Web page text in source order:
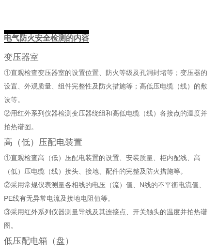
电气防火安全检测的内容
变压器室
①直观检查变压器室的设置位置、防火等级及孔洞封堵等；变压器的
设置、外观质量、组件完整性及防火措施等；高低压电缆（线）的敷
设等。
②用红外系列仪器检测变压器绕组和高低电缆（线）各接点的温度并
拍热谱图。
高（低）压配电装置
①直观检查高（低）压配电装置的设置、安装质量、柜内配线、高
（低）压电缆（线）接头、接地、配件的完整及防火措施等。
②采用常规仪表测量各相线的电压（流）值、N线的不平衡电流值、
PE线有无异常电流及接地电阻值等。
③采用红外系列仪器测量导线及其连接点、开关触头的温度并拍热谱
图。
低压配电箱（盘）